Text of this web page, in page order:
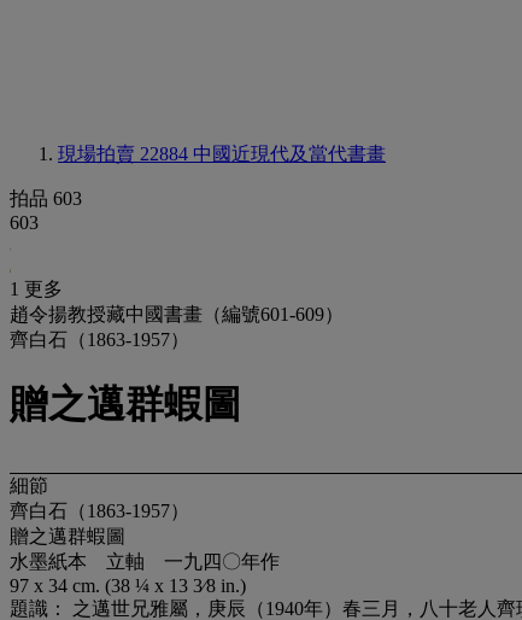
現場拍賣 22884 中國近現代及當代書畫
拍品 603
603
1 更多
趙令揚教授藏中國書畫（編號601-609）
齊白石（1863-1957）
贈之邁群蝦圖
細節
齊白石（1863-1957）
贈之邁群蝦圖
水墨紙本 立軸 一九四〇年作
97 x 34 cm. (38 ¼ x 13 3⁄8 in.)
題識： 之邁世兄雅屬，庚辰（1940年）春三月，八十老人齊